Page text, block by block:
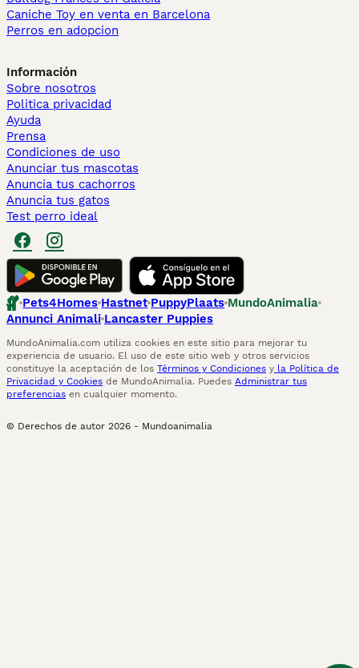
Caniche Toy en venta en Barcelona
Perros en adopcion
Información
Sobre nosotros
Politica privacidad
Ayuda
Prensa
Condiciones de uso
Anunciar tus mascotas
Anuncia tus cachorros
Anuncia tus gatos
Test perro ideal
Pets4Homes Hastnet PuppyPlaats MundoAnimalia
Annunci Animali Lancaster Puppies
MundoAnimalia.com utiliza cookies en este sitio para mejorar tu
experiencia de usuario. El uso de este sitio web y otros servicios
constituye la aceptación de los Términos y Condiciones y la Política de
Privacidad y Cookies de MundoAnimalia. Puedes Administrar tus
preferencias en cualquier momento.
© Derechos de autor 2026 - Mundoanimalia